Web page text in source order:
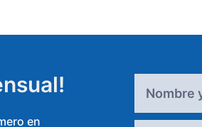
en